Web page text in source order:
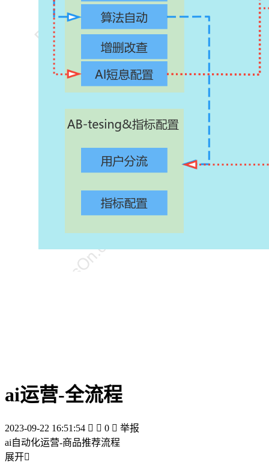
ai运营-全流程
2023-09-22 16:51:54   0  举报
ai自动化运营-商品推荐流程
展开